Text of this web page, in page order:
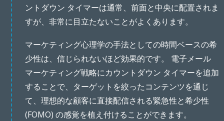
ントダウン タイマーは通常、前面と中央に配置されま
すが、非常に目立たないことがよくあります。
マーケティング心理学の手法としての時間ベースの希
少性は、信じられないほど効果的です。 電子メール
マーケティング戦略にカウントダウン タイマーを追加
することで、ターゲットを絞ったコンテンツを通じ
て、理想的な顧客に直接配信される緊急性と希少性
(FOMO) の感覚を植え付けることができます。